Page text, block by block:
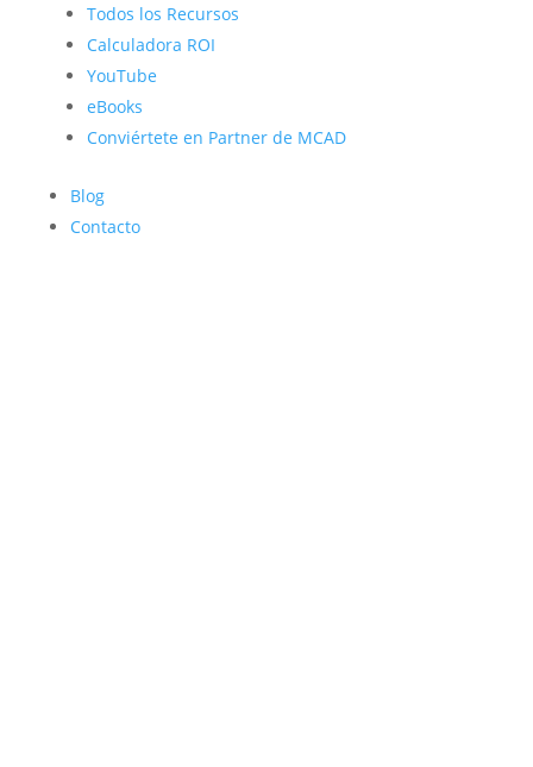
Todos los Recursos
Calculadora ROI
YouTube
eBooks
Conviértete en Partner de MCAD
Blog
Contacto